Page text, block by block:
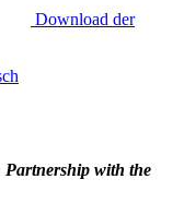
Download der
Partnership with the